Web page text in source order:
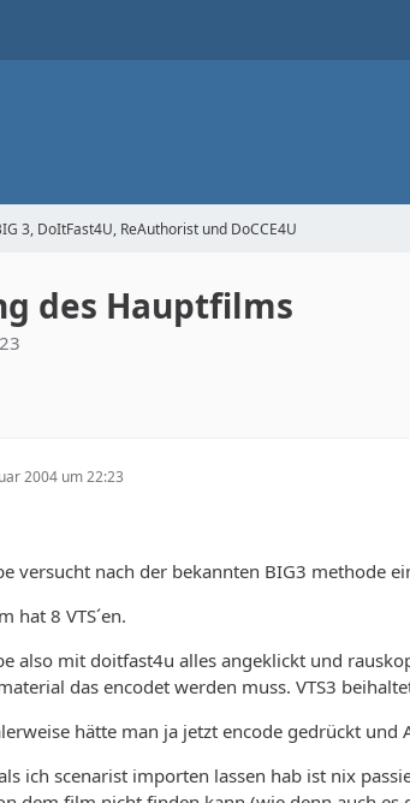
3, DoItFast4U, ReAuthorist und DoCCE4U
des Hauptfilms
2004 um 22:23
versucht nach der bekannten BIG3 methode
hat 8 VTS´en.
also mit doitfast4u alles angeklickt und
das encodet werden muss. VTS3
hätte man ja jetzt encode gedrückt
ich scenarist importen lassen hab ist nix